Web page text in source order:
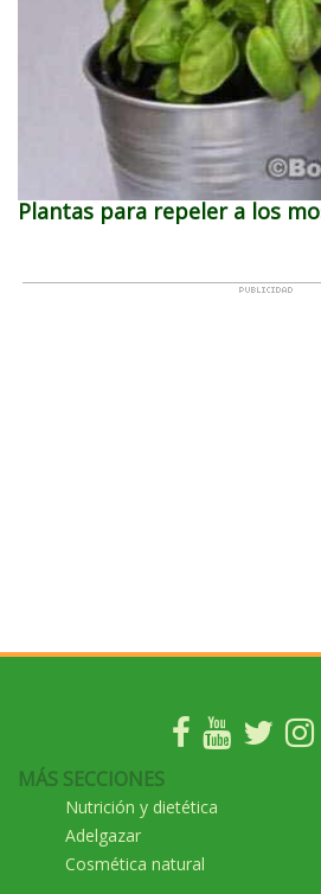
Plantas para repeler a los
MÁS SECCIONES
Nutrición y dietética
Adelgazar
Cosmética natural